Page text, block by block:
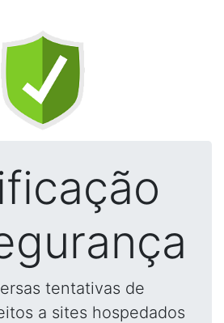
tentativas de
a sites hospedados